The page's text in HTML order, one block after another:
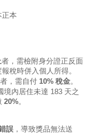
正本
者，需檢附身分證正反面
稅時併入個人所得。
者，需自付 10% 稅金。
境內居住未達 183 天之
20%。
誤 ，導致獎品無法送